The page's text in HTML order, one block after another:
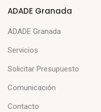
ADADE Granada
ADADE Granada
Servicios
Solicitar Presupuesto
Comunicación
Contacto